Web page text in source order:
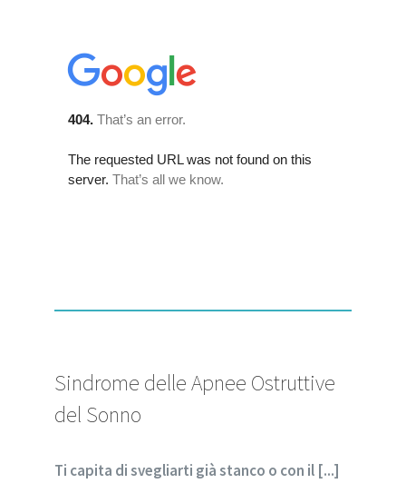
Sindrome delle Apnee Ostruttive
del Sonno
Ti capita di svegliarti già stanco o con il [...]